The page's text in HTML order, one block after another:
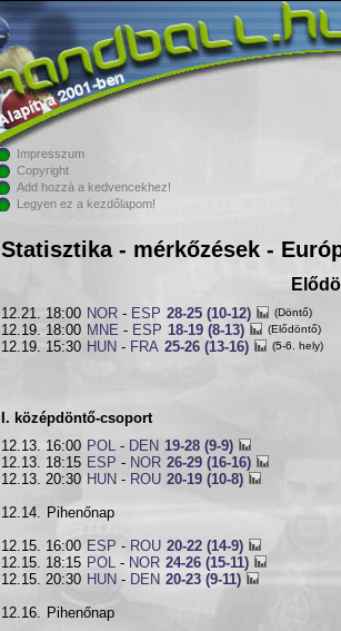
Impresszum
Copyright
Add hozzá a kedvencekhez!
Legyen ez a kezdőlapom!
Statisztika - mérkőzések -
12.21. 18:00 NOR - ESP 28-25 (10-12) (Döntő)
12.19. 18:00 MNE - ESP 18-19 (8-13) (Elődöntő)
12.19. 15:30 HUN - FRA 25-26 (13-16) (5-6. hely)
I. középdöntő-csoport
12.13. 16:00 POL - DEN 19-28 (9-9)
12.13. 18:15 ESP - NOR 26-29 (16-16)
12.13. 20:30 HUN - ROU 20-19 (10-8)
12.14. Pihenőnap
12.15. 16:00 ESP - ROU 20-22 (14-9)
12.15. 18:15 POL - NOR 24-26 (15-11)
12.15. 20:30 HUN - DEN 20-23 (9-11)
12.16. Pihenőnap